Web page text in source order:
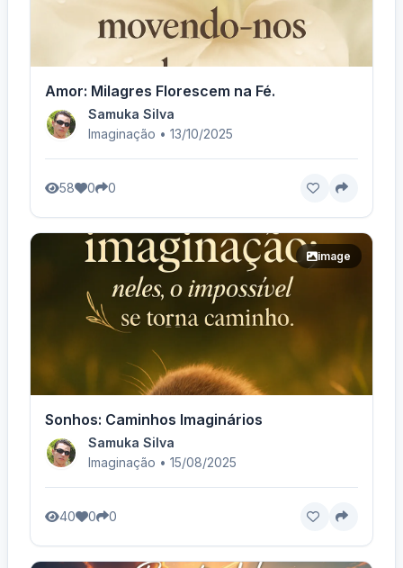
Amor: Milagres Florescem na Fé.
Samuka Silva
Imaginação • 13/10/2025
58 0 0
image
Sonhos: Caminhos Imaginários
Samuka Silva
Imaginação • 15/08/2025
40 0 0